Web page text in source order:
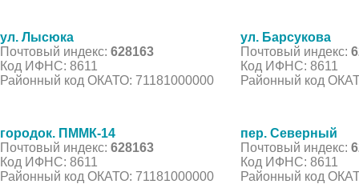
ул. Лысюка
Почтовый индекс: 628163
Код ИФНС: 8611
Районный код ОКАТО: 71181000000
ул. Барсукова
Почтовый индекс:
Код ИФНС: 8611
Районный код
городок. ПММК-14
Почтовый индекс: 628163
Код ИФНС: 8611
Районный код ОКАТО: 71181000000
пер. Северный
Почтовый индекс:
Код ИФНС: 8611
Районный код